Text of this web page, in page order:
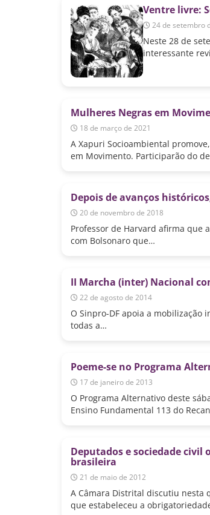
Ventre livre:
24 de setembro
Neste 28 de
interessante
Mulheres Negras em
18 de março de 2021
A Xapuri Socioambiental
em Movimento. Participarão do
Depois de avanços
20 de novembro de 2018
Professor de Harvard afirma que
com Bolsonaro que…
II Marcha (inter) Nacional
22 de agosto de 2014
O Sinpro-DF apoia a mobilização
todas a…
Poeme-se no Programa
17 de janeiro de 2013
O Programa Alternativo deste
Ensino Fundamental 113 do
Deputados e sociedade
brasileira
21 de maio de 2012
A Câmara Distrital discutiu nesta
que estabeleceu a